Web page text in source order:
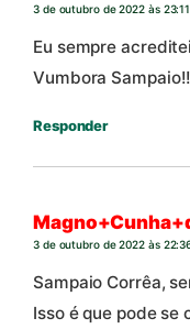
3 de outubro de 2022 às 23:11
Eu sempre
Vumbora
Responder
3 de outubro de 2022 às
Sampaio Corrêa,
Isso é que pode se